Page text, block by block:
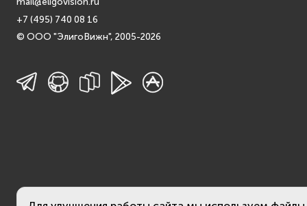
+7 (495) 740 08 16
© ООО "ЭлигоВижн", 2005-2026